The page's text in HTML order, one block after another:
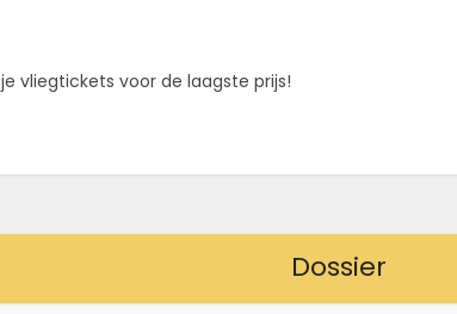
je vliegtickets voor de laagste prijs!
Dossier